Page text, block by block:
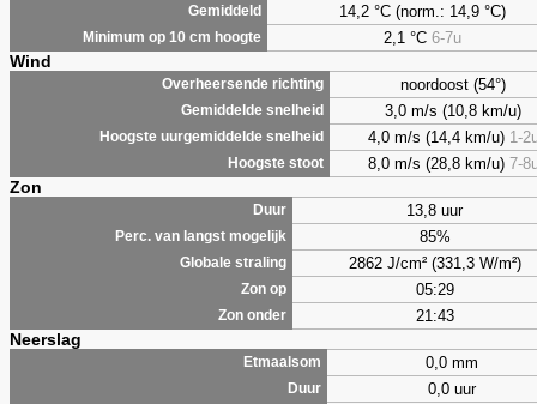
Gemiddeld 14,2 °C (norm.: 14,9 °C)
Minimum op 10 cm hoogte 2,1 °C 6-7u
Wind
Overheersende richting noordoost (54°)
Gemiddelde snelheid 3,0 m/s (10,8 km/u)
Hoogste uurgemiddelde snelheid 4,0 m/s (14,4 km/u) 1-
Hoogste stoot 8,0 m/s (28,8 km/u) 7-
Zon
Duur 13,8 uur
Perc. van langst mogelijk 85%
Globale straling 2862 J/cm² (331,3 W/m²)
Zon op 05:29
Zon onder 21:43
Neerslag
Etmaalsom 0,0 mm
Duur 0,0 uur